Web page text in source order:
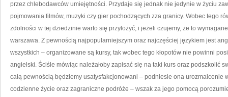
przez chlebodawców umiejętności. Przydaje się jednak nie jedynie w życiu
pojmowania filmów, muzyki czy gier pochodzących zza granicy. Wobec tego
zdolności w tej dziedzinie warto się przyłożyć, i jeżeli czujemy, że to
warszawa. Z pewnością najpopularniejszym oraz najczęściej językiem jest
wszystkich – organizowane są kursy, tak wobec tego kłopotów nie powinni
angielski. Ściśle mówiąc należałoby zapisać się na taki kurs oraz podszkolić
całą pewnością będziemy usatysfakcjonowani – podniesie ona urozmaicenie
codzienne życie oraz zagraniczne podróże – wszak za jego pomocą